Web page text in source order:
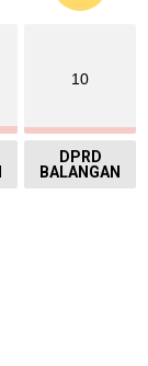
10
DPRD
BALANGAN